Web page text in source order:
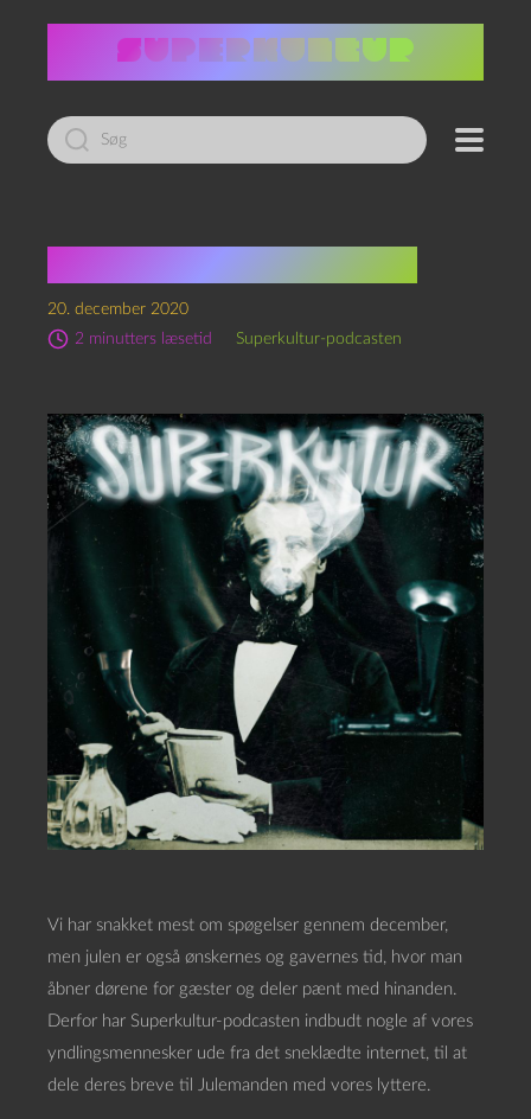
Led
efter:
20. december 2020
2 minutters læsetid
Superkultur-podcasten
Vi har snakket mest om spøgelser gennem december,
men julen er også ønskernes og gavernes tid, hvor man
åbner dørene for gæster og deler pænt med hinanden.
Derfor har Superkultur-podcasten indbudt nogle af vores
yndlingsmennesker ude fra det sneklædte internet, til at
dele deres breve til Julemanden med vores lyttere.